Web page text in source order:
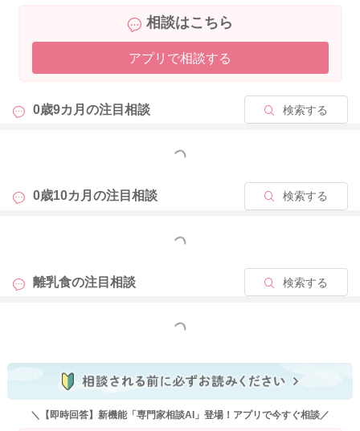
などがある時は、水分不足のサインの可能性もあります。
大丈夫かと思いますが、お子さんのご様子を観察しながら水分
摂取をすすめてみてくださいね。
またお困りの際にはご相談ください。
相談はこちら
アプリで相談する
0歳9カ月の注目相談 検索する
もっと見る
0歳10カ月の注目相談 検索する
もっと見る
離乳食の注目相談 検索する
もっと見る
＼【即時回答】新機能「専門家相談AI」登場！アプリで今すぐ相談／